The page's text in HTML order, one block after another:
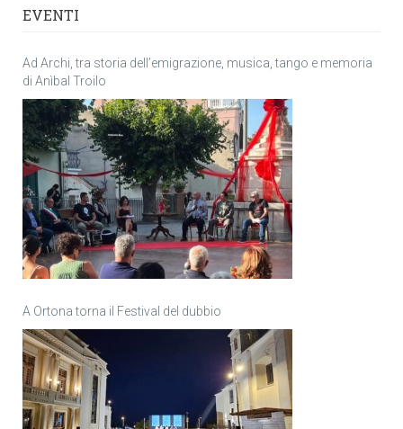
EVENTI
Ad Archi, tra storia dell’emigrazione, musica, tango e memoria
di Anìbal Troilo
A Ortona torna il Festival del dubbio